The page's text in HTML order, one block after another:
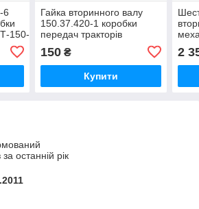
6
150-
Гайка вторинного валу
150.37.420-1 коробки
передач тракторів
Т-151,Т-156,Т-157,Т-120,Т-121,Т-
150₴
Купити
Т-
05-
2
останній рік